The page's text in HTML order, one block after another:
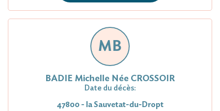
MB
BADIE Michelle Née CROSSOIR
Date du décès:
47800 - la Sauvetat-du-Dropt